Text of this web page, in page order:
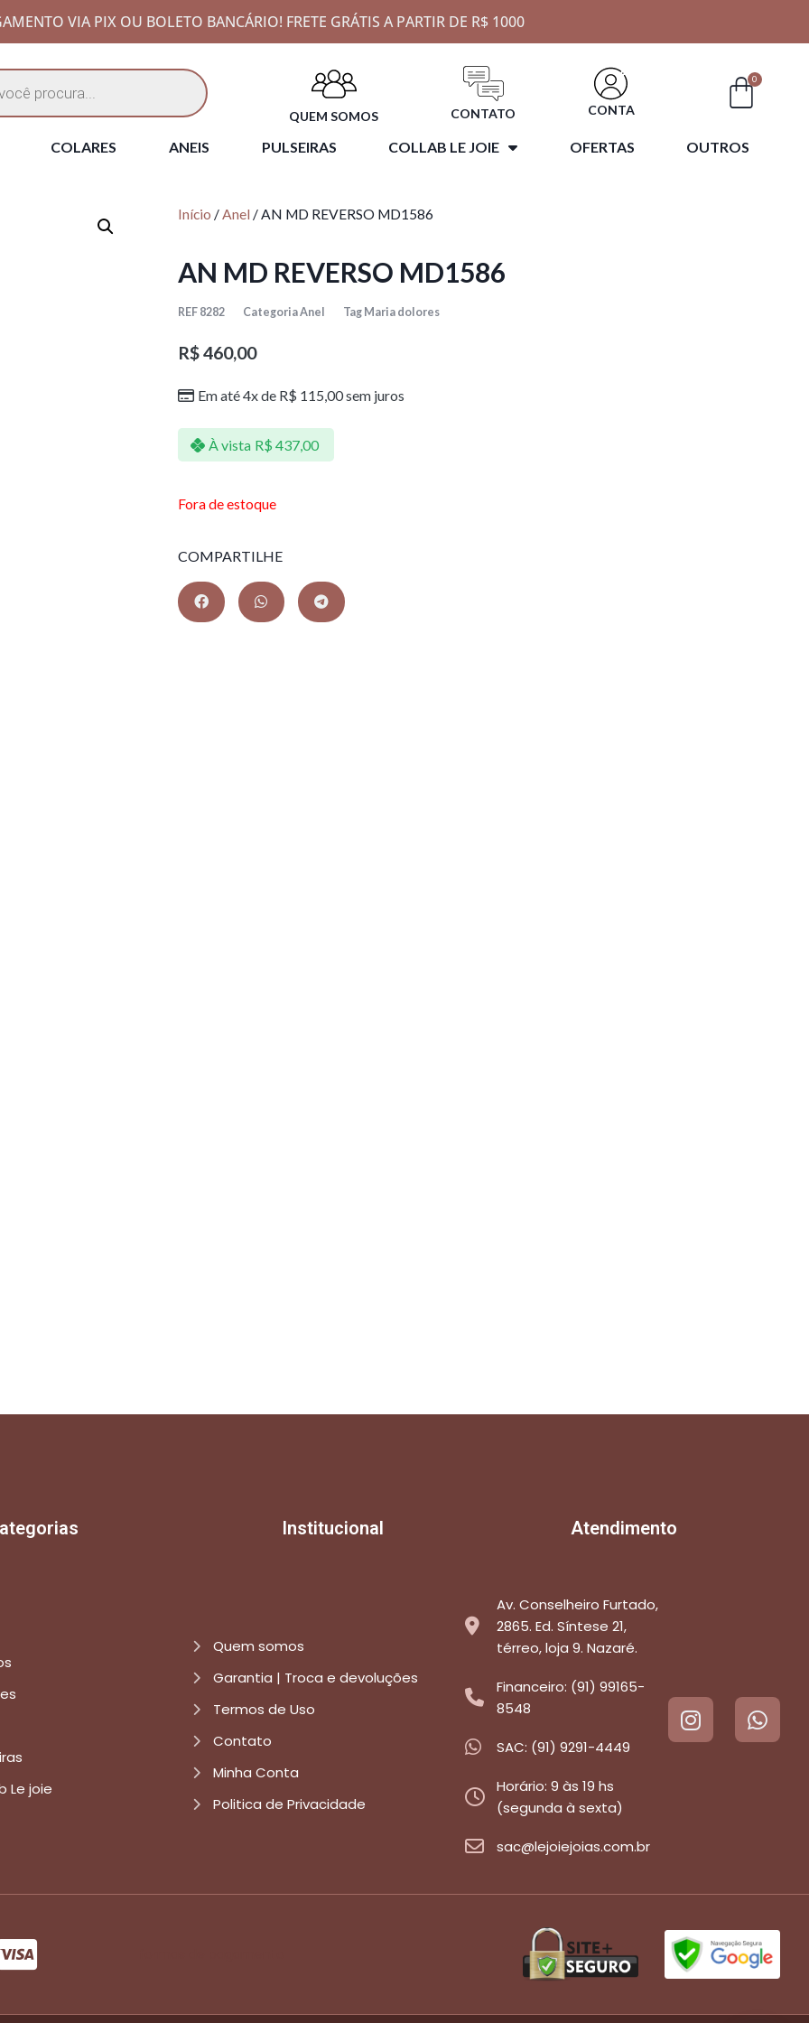
VIA PIX OU BOLETO BANCÁRIO! FRETE GRÁTIS A PARTIR DE R$ 1000
QUEM SOMOS CONTATO CONTA
0
COLARES ANEIS PULSEIRAS COLLAB LE JOIE OFERTAS OUTROS
Início /Anel / AN MD REVERSO MD1586
AN MD REVERSO MD1586
REF 8282 CategoriaAnel Tag Maria dolores
R$460,00
Em até 4x de R$ 115,00sem juros
À vista R$ 437,00
Fora de estoque
COMPARTILHE
Institucional Atendimento
Le joie
Quem somos
Garantia | Troca e devoluções
Termos de Uso
Contato
Minha Conta
Politica de Privacidade
Av. Conselheiro Furtado,
2865. Ed. Síntese 21,
térreo, loja 9. Nazaré.
Financeiro: (91) 99165-
8548
SAC: (91) 9291-4449
Horário: 9 às 19 hs
(segunda à sexta)
sac@lejoiejoias.com.br